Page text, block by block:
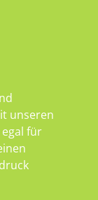
unseren
für